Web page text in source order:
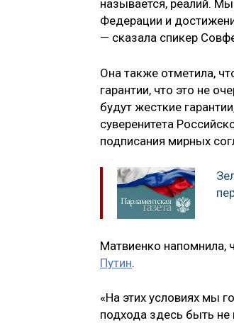
называется, реалий.
Федерации и
— сказала спикер
Она также отметила,
гарантии, что это не
будут жесткие
суверенитета
подписания мирных
Матвиенко напомнила,
Путин.
«На этих условиях мы
подхода здесь быть